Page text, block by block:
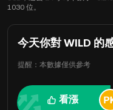
1030 位。
今天你對 WILD 的
提醒：本數據僅供參考
看漲